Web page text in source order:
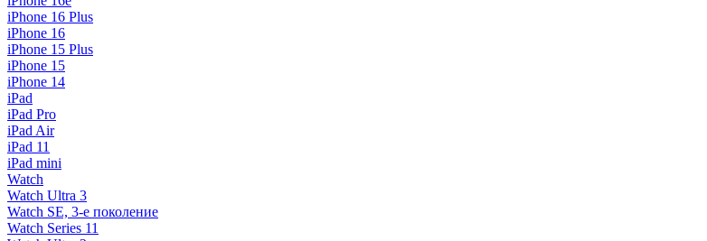
iPhone 16 Plus
iPhone 16
iPhone 15 Plus
iPhone 15
iPhone 14
iPad
iPad Pro
iPad Air
iPad 11
iPad mini
Watch
Watch Ultra 3
Watch SE, 3-е поколение
Watch Series 11